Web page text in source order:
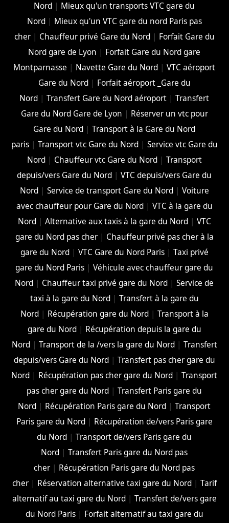
Nord | Mieux qu'un transports VTC gare du
Nord| Mieux qu'un VTC gare du nord Paris pas
cher| Chauffeur privé Gare du Nord| Forfait Gare du
Nord gare de Lyon | Forfait Gare du Nord gare
Montparnasse | Navette Gare du Nord |VTC aéroport
Gare du Nord| Forfait aéroport _Gare du
Nord |Transfert Gare du Nord aéroport |Transfert
Gare du Nord Gare de Lyon | Réserver un vtc pour
Gare du Nord |Transport à la Gare du Nord
paris| Transport vtc Gare du Nord| Service vtc Gare du
Nord| Chauffeur vtc Gare du Nord| Transport
depuis/vers Gare du Nord |VTC depuis/vers Gare du
Nord| Service de transport Gare du Nord| Voiture
avec chauffeur pour Gare du Nord| VTC à la gare du
Nord| Alternative aux taxis à la gare du Nord| VTC
gare du Nord pas cher| Chauffeur privé pas cher à la
gare du Nord| VTC Gare du Nord Paris| Taxi privé
gare du Nord Paris |Véhicule avec chauffeur gare du
Nord | Chauffeur taxi privé gare du Nord |Service de
taxi à la gare du Nord| Transfert à la gare du
Nord| Récupération gare du Nord| Transport à la
gare du Nord| Récupération depuis la gare du
Nord| Transport de la /vers la gare du Nord| Transfert
depuis/vers Gare du Nord| Transfert pas cher gare du
Nord | Récupération pas cher gare du Nord |Transport
pas cher gare du Nord |Transfert Paris gare du
Nord | Récupération Paris gare du Nord |Transport
Paris gare du Nord| Récupération de/vers Paris gare
du Nord |Transport de/vers Paris gare du
Nord |Transfert Paris gare du Nord pas
cher | Récupération Paris gare du Nord pas
cher| Réservation alternative taxi gare du Nord| Tarif
alternatif au taxi gare du Nord| Transfert de/vers gare
du Nord Paris| Forfait alternatif au taxi gare du